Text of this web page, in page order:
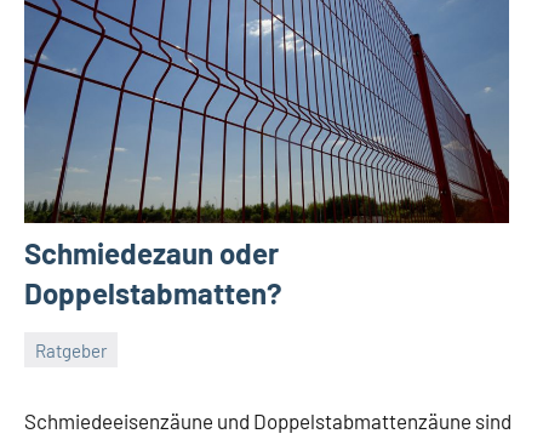
Schmiedezaun oder
Doppelstabmatten?
Ratgeber
Dezember
2017
germedia
Keine
Schmiedeeisenzäune und Doppelstabmattenzäune sind